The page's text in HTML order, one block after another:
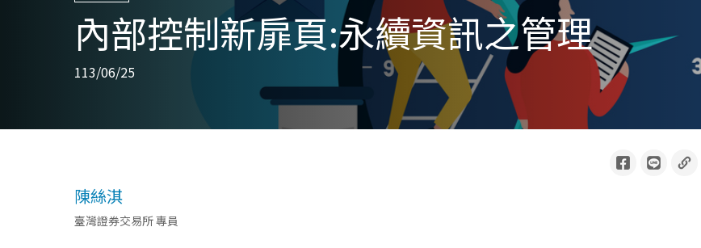
內部控制新扉頁:永續資訊之管理
113/06/25
陳絲淇
臺灣證券交易所 專員